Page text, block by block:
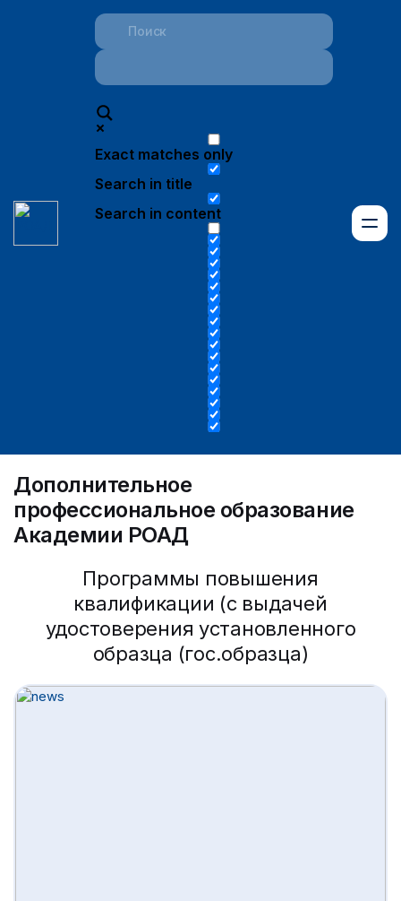
Exact matches only
Search in title
Search in content
Дополнительное
профессиональное образование
Академии РОАД
Программы повышения
квалификации (с выдачей
удостоверения установленного
образца (гос.образца)